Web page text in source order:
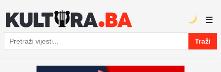
Pretraga
Traži
☰